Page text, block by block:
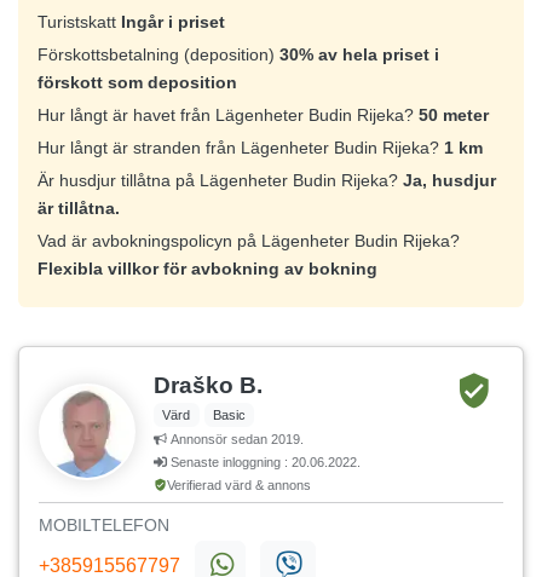
Turistskatt Ingår i priset
Förskottsbetalning (deposition) 30% av hela priset i
förskott som deposition
Hur långt är havet från Lägenheter Budin Rijeka? 50 meter
Hur långt är stranden från Lägenheter Budin Rijeka? 1 km
Är husdjur tillåtna på Lägenheter Budin Rijeka? Ja, husdjur
är tillåtna.
Vad är avbokningspolicyn på Lägenheter Budin Rijeka?
Flexibla villkor för avbokning av bokning
Draško B.
Värd
Basic
Annonsör sedan 2019.
Senaste inloggning : 20.06.2022.
Verifierad värd & annons
MOBILTELEFON
+385915567797